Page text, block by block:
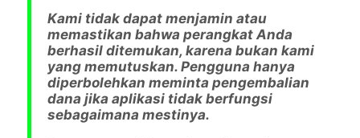
Kami tidak dapat menjamin atau
memastikan bahwa perangkat Anda
berhasil ditemukan, karena bukan kami
yang memutuskan. Pengguna hanya
diperbolehkan meminta pengembalian
dana jika aplikasi tidak berfungsi
sebagaimana mestinya.